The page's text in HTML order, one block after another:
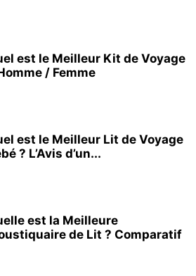
est le Meilleur Kit de Voyage
/ Femme
est le Meilleur Lit de Voyage
? L’Avis d’un...
est la Meilleure
de Lit ? Comparatif